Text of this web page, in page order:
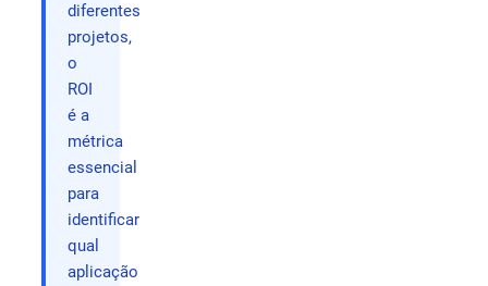
diferentes
projetos,
o
ROI
é a
métrica
essencial
para
identificar
qual
aplicação